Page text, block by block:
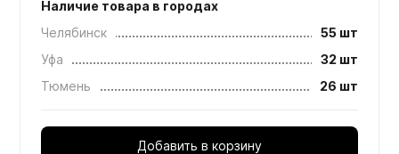
Наличие товара в городах
Челябинск
55 шт
Уфа
32 шт
Тюмень
26 шт
Добавить в корзину